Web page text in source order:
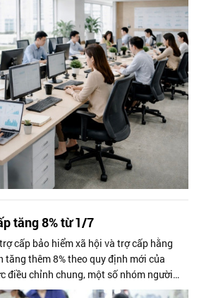
tinh giản, đặc biệt đối với người hoạt
cấp xã.
tăng 8% từ 1/7
cấp bảo hiểm xã hội và trợ cấp hằng
tăng thêm 8% theo quy định mới của
điều chỉnh chung, một số nhóm người
cũng sẽ được hỗ trợ bổ sung nhằm